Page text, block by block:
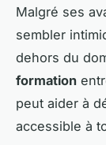
Malgré ses
sembler
dehors du
formation
peut aider à
accessible à